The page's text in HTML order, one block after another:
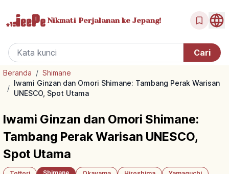
Nikmati Perjalanan ke Jepang!
Beranda / Shimane
/
Iwami Ginzan dan Omori Shimane: Tambang Perak Warisan
UNESCO, Spot Utama
Iwami Ginzan dan Omori Shimane:
Tambang Perak Warisan UNESCO,
Spot Utama